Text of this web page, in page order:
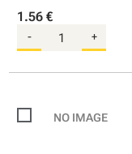
1.56 €
- +